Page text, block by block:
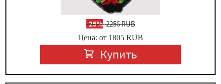
-25%2256 RUB
Цена: от 1805 RUB
Купить